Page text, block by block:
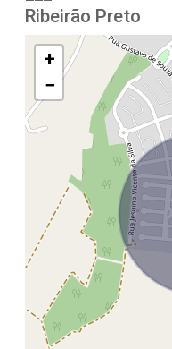
Ribeirão Preto
+
−